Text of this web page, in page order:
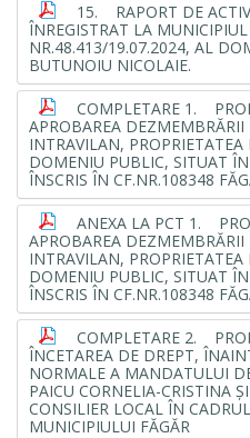
15. RAPORT DE
ÎNREGISTRAT LA
NR.48.413/19.07.2024, AL
BUTUNOIU NICOLAIE.
COMPLETARE 1.
APROBAREA
INTRAVILAN,
DOMENIU PUBLIC, SITUAT
ÎNSCRIS ÎN CF.NR.108348
ANEXA LA PCT 1.
APROBAREA
INTRAVILAN,
DOMENIU PUBLIC, SITUAT
ÎNSCRIS ÎN CF.NR.108348
COMPLETARE 2.
ÎNCETAREA DE DREPT,
NORMALE A MANDATULUI
PAICU CORNELIA-CRISTINA
CONSILIER LOCAL ÎN
MUNICIPIULUI FĂGĂR